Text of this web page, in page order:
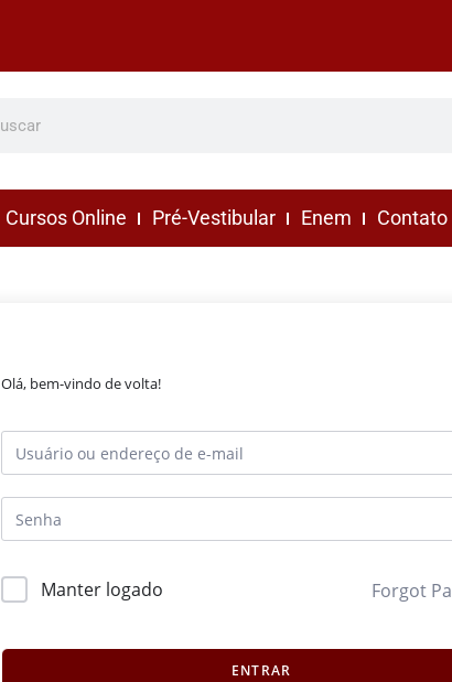
Cursos Online Pré-Vestibular Enem Contato
Olá, bem-vindo de volta!
Manter logado Forgot
ENTRAR